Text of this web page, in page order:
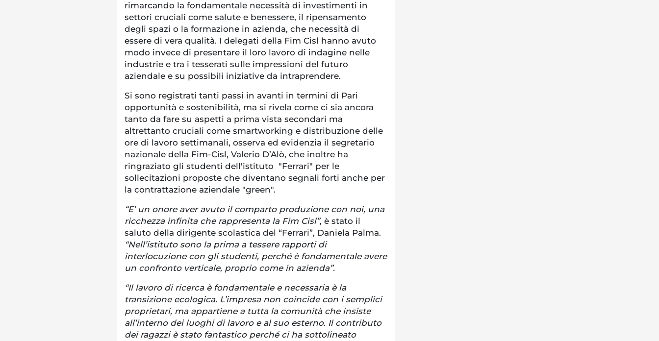
rimarcando la fondamentale necessità di investimenti in
settori cruciali come salute e benessere, il ripensamento
degli spazi o la formazione in azienda, che necessità di
essere di vera qualità. I delegati della Fim Cisl hanno avuto
modo invece di presentare il loro lavoro di indagine nelle
industrie e tra i tesserati sulle impressioni del futuro
aziendale e su possibili iniziative da intraprendere.
Si sono registrati tanti passi in avanti in termini di Pari
opportunità e sostenibilità, ma si rivela come ci sia ancora
tanto da fare su aspetti a prima vista secondari ma
altrettanto cruciali come smartworking e distribuzione delle
ore di lavoro settimanali, osserva ed evidenzia il segretario
nazionale della Fim-Cisl, Valerio D’Alò, che inoltre ha
ringraziato gli studenti dell'istituto "Ferrari" per le
sollecitazioni proposte che diventano segnali forti anche per
la contrattazione aziendale "green".
“E’ un onore aver avuto il comparto produzione con noi, una
ricchezza infinita che rappresenta la Fim Cisl”, è stato il
saluto della dirigente scolastica del “Ferrari”, Daniela Palma.
“Nell’istituto sono la prima a tessere rapporti di
interlocuzione con gli studenti, perché è fondamentale avere
un confronto verticale, proprio come in azienda”.
“Il lavoro di ricerca è fondamentale e necessaria è la
transizione ecologica. L’impresa non coincide con i semplici
proprietari, ma appartiene a tutta la comunità che insiste
all’interno dei luoghi di lavoro e al suo esterno. Il contributo
dei ragazzi è stato fantastico perché ci ha sottolineato